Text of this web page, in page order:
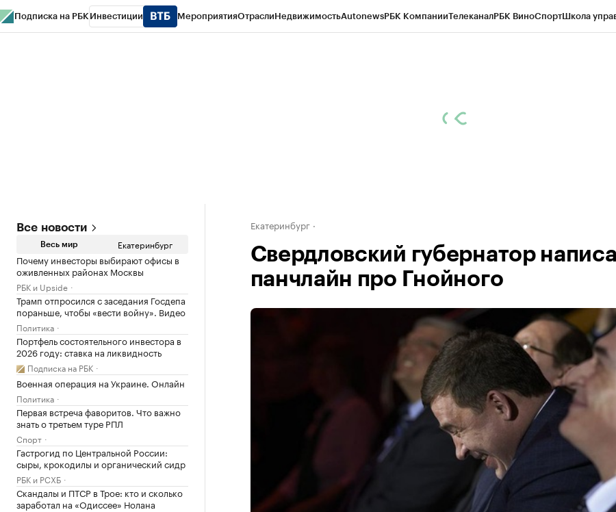
Подписка на РБК Инвестиции МероприятияОтраслиНедвижимостьAutonewsРБК КомпанииТелеканалРБК ВиноСпортШкола
Все новости
Весь мир Екатеринбург
Почему инвесторы выбирают офисы в
оживленных районах Москвы
РБК и Upside
Трамп отпросился с заседания Госдепа
пораньше, чтобы «вести войну». Видео
Политика
Портфель состоятельного инвестора в
2026 году: ставка на ликвидность
Подписка на РБК
Военная операция на Украине. Онлайн
Политика
Первая встреча фаворитов. Что важно
знать о третьем туре РПЛ
Спорт
Гастрогид по Центральной России:
сыры, крокодилы и органический сидр
РБК и РСХБ
Скандалы и ПТСР в Трое: кто и сколько
заработал на «Одиссее» Нолана
Екатеринбург
Свердловский губернатор
панчлайн про Гнойного